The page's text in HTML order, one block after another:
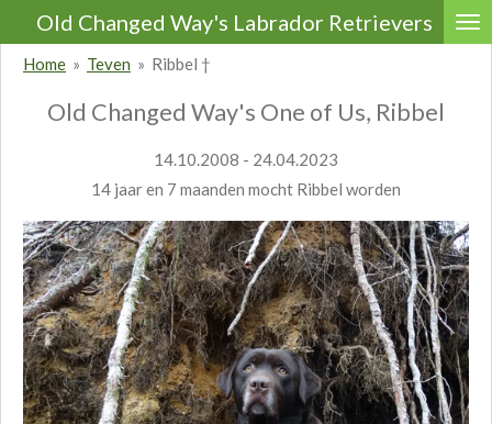
direct
Old Changed Way's Labrador Retrievers
Home » Teven » Ribbel †
Old Changed Way's One of Us, Ribbel
14.10.2008 - 24.04.2023
14 jaar en 7 maanden mocht Ribbel worden